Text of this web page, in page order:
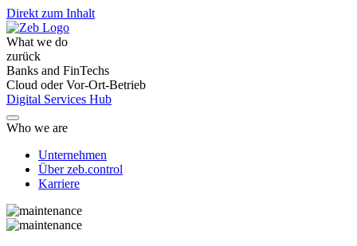
Direkt zum Inhalt
What we do
zurück
Banks and FinTechs
Cloud oder Vor-Ort-Betrieb
Digital Services Hub
Who we are
Unternehmen
Über zeb.control
Karriere